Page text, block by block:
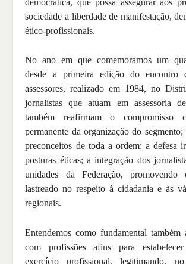
sociedade a liberdade de manifestação,
ético-profissionais.
No ano em que comemoramos um
desde a primeira edição do encontro
assessores, realizado em 1984, no
jornalistas que atuam em assessoria
também reafirmam o compromisso
permanente da organização do
preconceitos de toda a ordem; a defesa
posturas éticas; a integração dos
unidades da Federação, promovendo
lastreado no respeito à cidadania e às
regionais.
Entendemos como fundamental também
com profissões afins para
exercício profissional, legitimando,